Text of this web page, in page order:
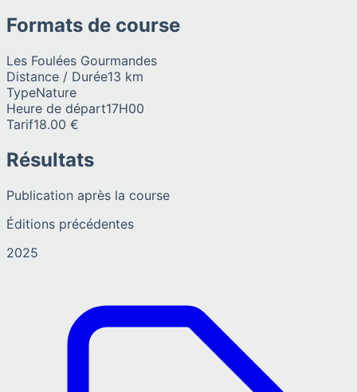
Formats de course
Les Foulées Gourmandes
Distance / Durée13 km
TypeNature
Heure de départ17H00
Tarif18.00 €
Résultats
Publication après la course
Éditions précédentes
2025